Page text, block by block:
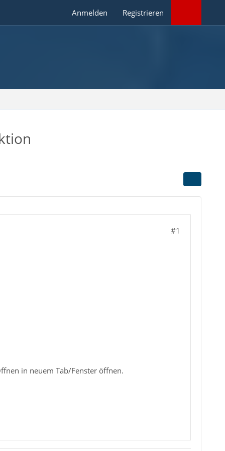
Anmelden Registrieren
#1
in neuem Tab/Fenster öffnen.